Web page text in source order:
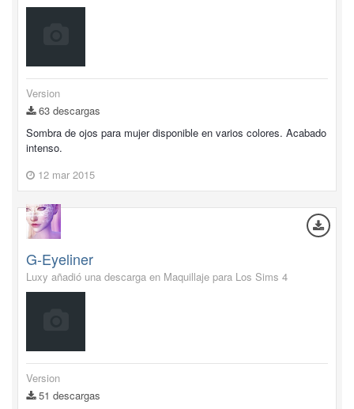
Version
63 descargas
Sombra de ojos para mujer disponible en varios colores. Acabado
intenso.
12 mar 2015
G-Eyeliner
Luxy añadió una descarga en Maquillaje para Los Sims 4
Version
51 descargas